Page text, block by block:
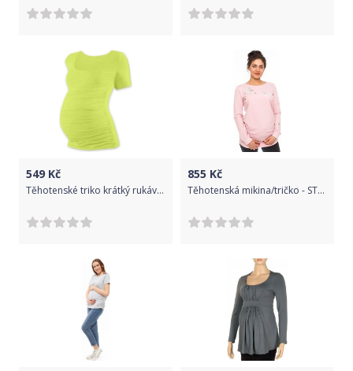
549 Kč
Těhotenské triko krátký rukáv JOHANKA - světle zelená, Velikosti těh. moda S/M
855 Kč
Těhotenská mikina/tričko - STAR světle růžová - BeMaaMaa velikost S(36)